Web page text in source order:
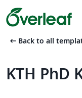
arrow_left_alt Back to all
KTH PhD